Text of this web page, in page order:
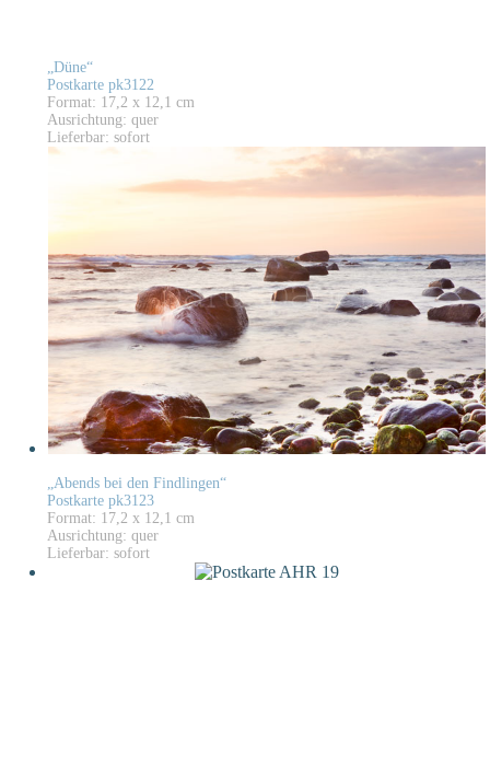
„Düne“
Postkarte pk3122
Format: 17,2 x 12,1 cm
Ausrichtung: quer
Lieferbar: sofort
„Abends bei den Findlingen“
Postkarte pk3123
Format: 17,2 x 12,1 cm
Ausrichtung: quer
Lieferbar: sofort